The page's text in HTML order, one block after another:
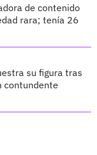
de contenido
rara; tenía 26
su figura tras
contundente